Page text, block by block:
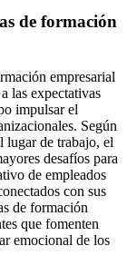
de formación
empresarial
las expectativas
impulsar el
Según
lugar de trabajo, el
desafíos para
de empleados
con sus
de formación
que fomenten
emocional de los